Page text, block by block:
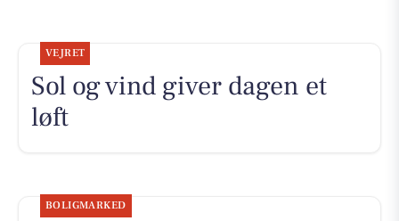
VEJRET
Sol og vind giver dagen et
løft
BOLIGMARKED